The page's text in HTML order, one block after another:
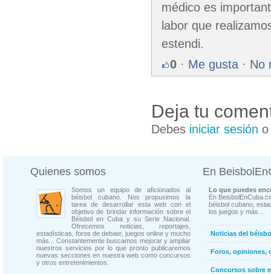
médico es
labor que
estendi.
0 · Me gusta · No
Deja tu
Debes iniciar sesión
Quienes somos
Somos un equipo de aficionados al
béisbol cubano. Nos propusimos la
tarea de desarrollar esta web con el
objetivo de brindar información sobre el
Béisbol en Cuba y su Serie Nacional.
Ofrecemos noticias, reportajes,
estadísticas, foros de debate, juegos online y mucho
más... Constantemente buscamos mejorar y ampliar
nuestros servicios por lo que pronto publicaremos
nuevas secciones en nuestra web como concursos
y otros entretenimientos.
En
Lo que puedes
En
béisbol cubano,
los juegos y más...
Noticias del
Foros, opiniones,
Concursos sobre